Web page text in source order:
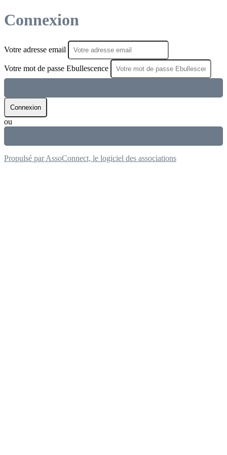
Connexion
Votre adresse email
Votre mot de passe Ebullescence
Connexion
ou
Propulsé par AssoConnect, le logiciel des associations